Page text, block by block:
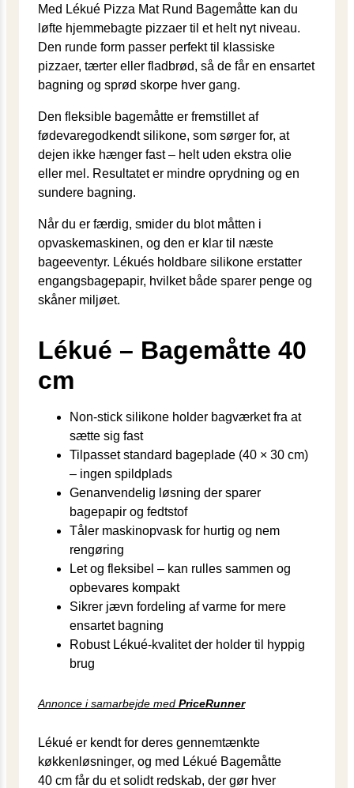
Med Lékué Pizza Mat Rund Bagemåtte kan du
løfte hjemmebagte pizzaer til et helt nyt niveau.
Den runde form passer perfekt til klassiske
pizzaer, tærter eller fladbrød, så de får en ensartet
bagning og sprød skorpe hver gang.
Den fleksible bagemåtte er fremstillet af
fødevaregodkendt silikone, som sørger for, at
dejen ikke hænger fast – helt uden ekstra olie
eller mel. Resultatet er mindre oprydning og en
sundere bagning.
Når du er færdig, smider du blot måtten i
opvaskemaskinen, og den er klar til næste
bageeventyr. Lékués holdbare silikone erstatter
engangsbagepapir, hvilket både sparer penge og
skåner miljøet.
Lékué – Bagemåtte 40
cm
Non-stick silikone holder bagværket fra at
sætte sig fast
Tilpasset standard bageplade (40 × 30 cm)
– ingen spildplads
Genanvendelig løsning der sparer
bagepapir og fedtstof
Tåler maskinopvask for hurtig og nem
rengøring
Let og fleksibel – kan rulles sammen og
opbevares kompakt
Sikrer jævn fordeling af varme for mere
ensartet bagning
Robust Lékué-kvalitet der holder til hyppig
brug
Annonce i samarbejde med PriceRunner
Lékué er kendt for deres gennemtænkte
køkkenløsninger, og med Lékué Bagemåtte
40 cm får du et solidt redskab, der gør hver